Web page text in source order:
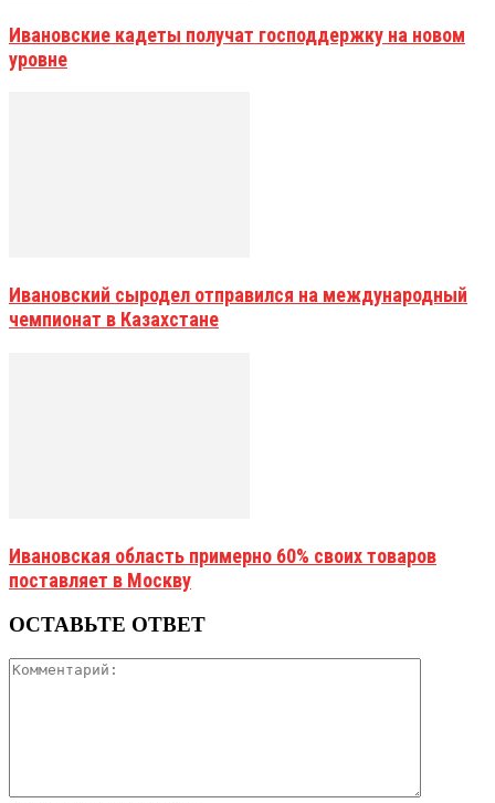
Ивановские кадеты получат господдержку на новом
уровне
Ивановский сыродел отправился на международный
чемпионат в Казахстане
Ивановская область примерно 60% своих товаров
поставляет в Москву
ОСТАВЬТЕ ОТВЕТ